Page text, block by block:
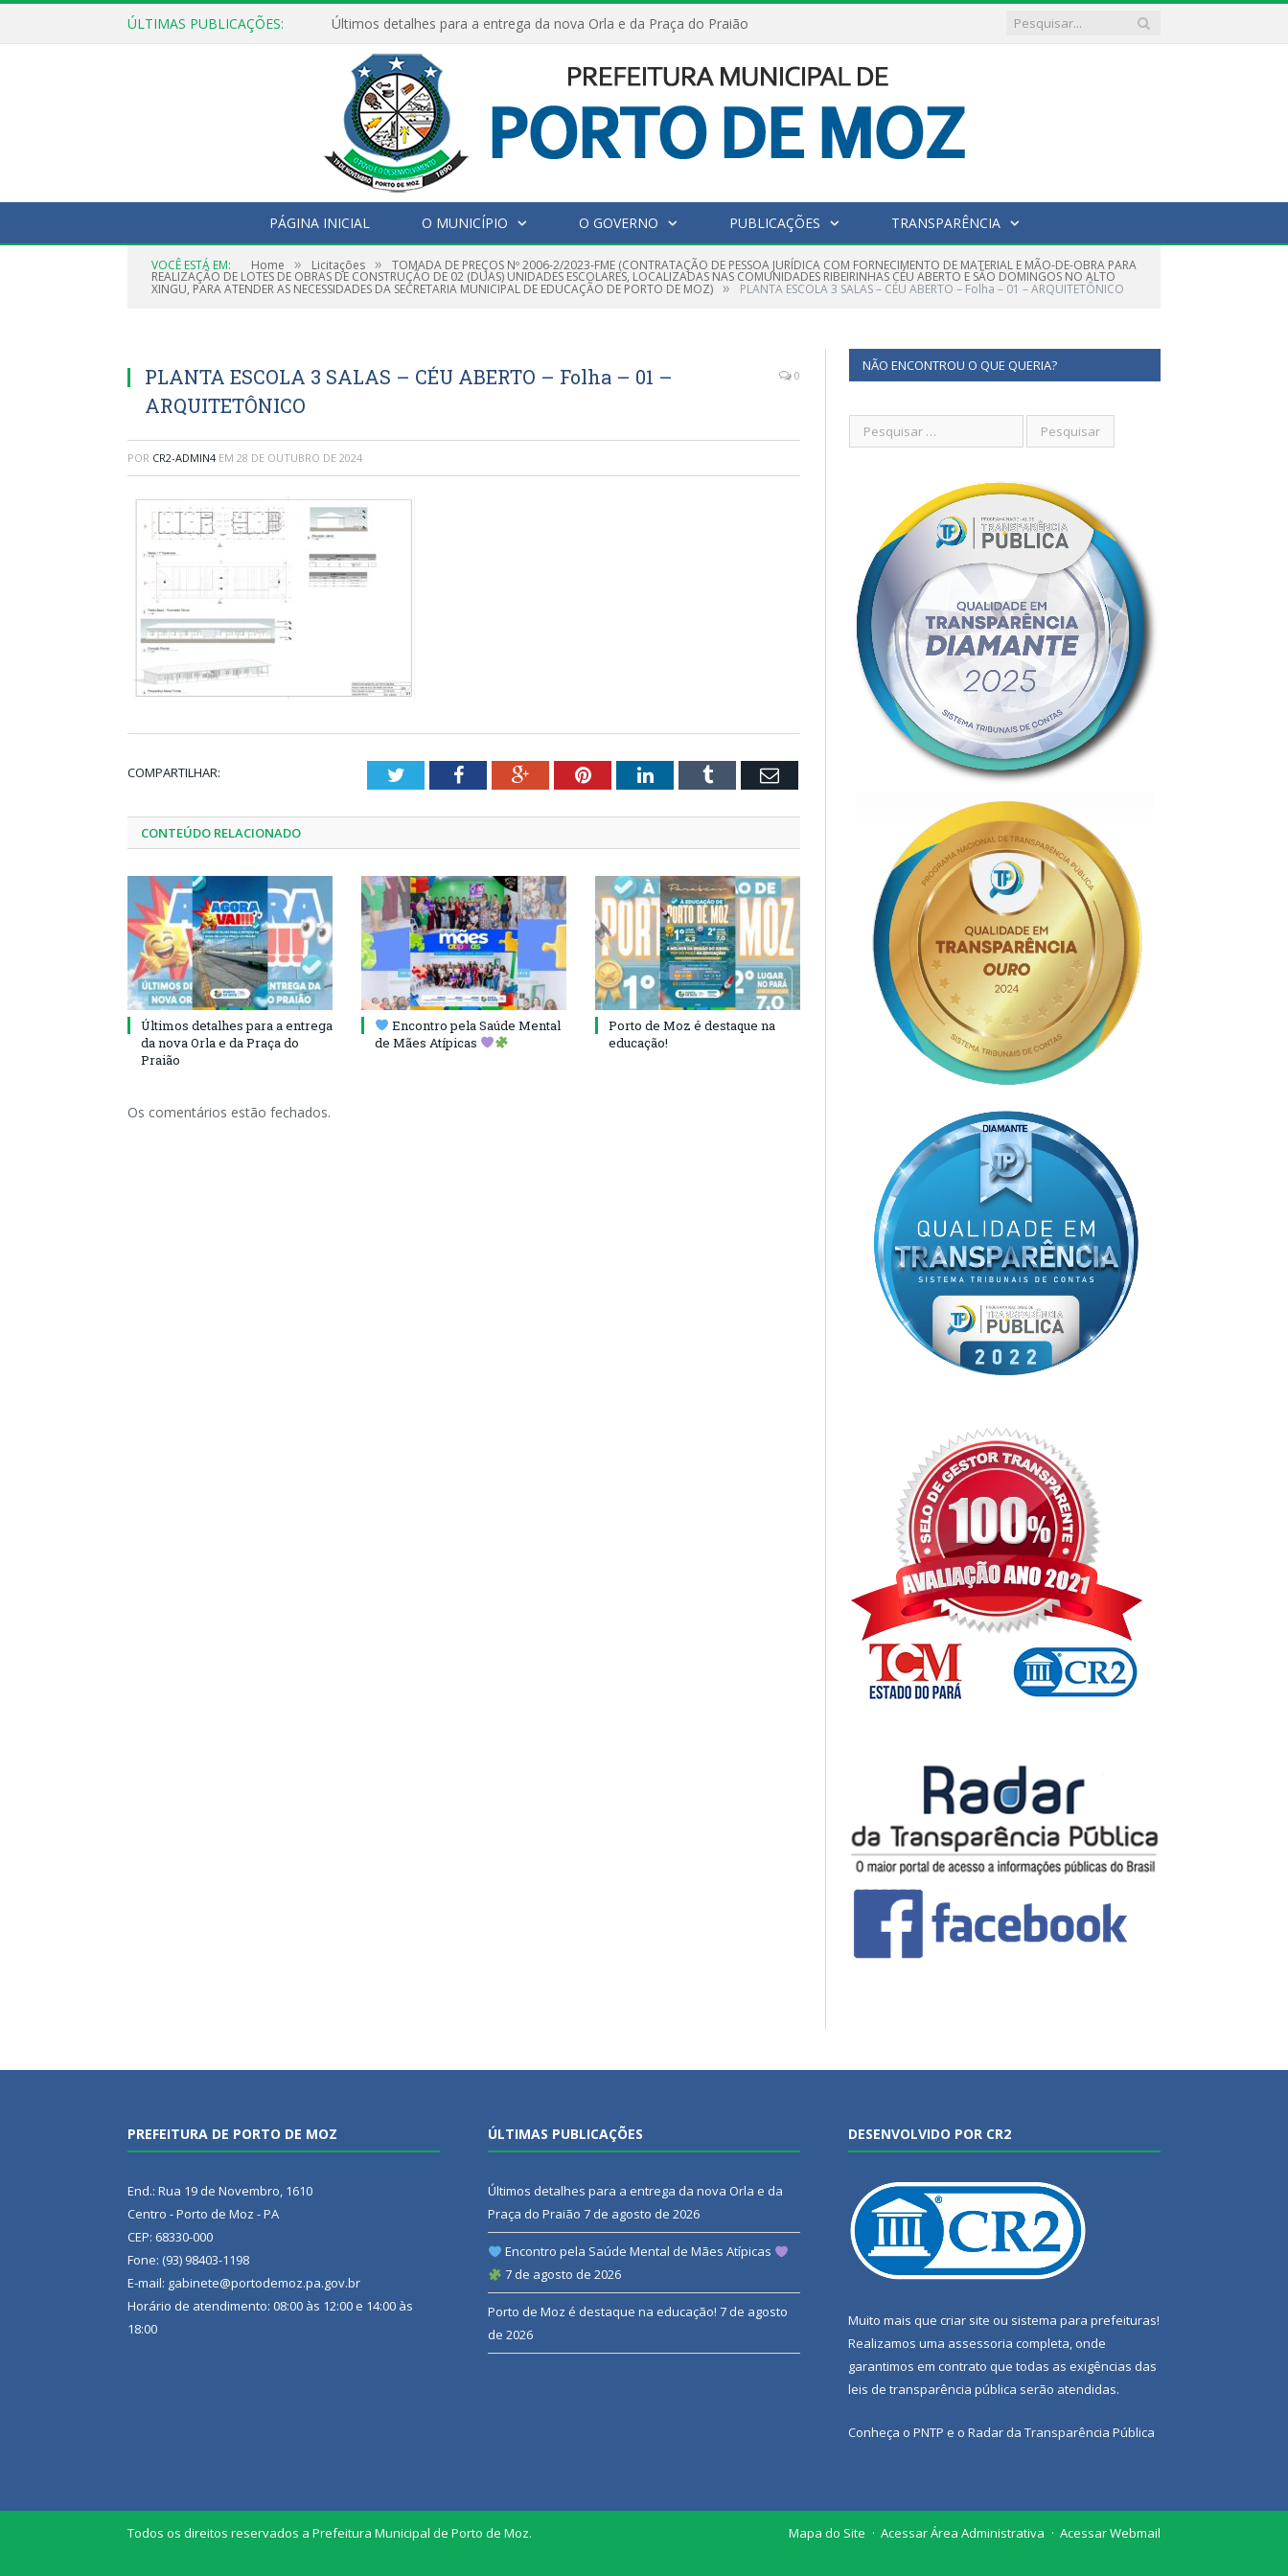
ÚLTIMAS PUBLICAÇÕES: Últimos detalhes para a entrega da nova Orla e da Praça do Praião
PÁGINA INICIAL O MUNICÍPIO O GOVERNO PUBLICAÇÕES TRANSPARÊNCIA
VOCÊ ESTÁ EM: Home » Licitações » TOMADA DE PREÇOS Nº 2006-2/2023-FME (CONTRATAÇÃO DE PESSOA JURÍDICA COM FORNECIMENTO DE MATERIAL E MÃO-DE-OBRA PARA
REALIZAÇÃO DE LOTES DE OBRAS DE CONSTRUÇÃO DE 02 (DUAS) UNIDADES ESCOLARES, LOCALIZADAS NAS COMUNIDADES RIBEIRINHAS CÉU ABERTO E SÃO DOMINGOS NO ALTO
XINGU, PARA ATENDER AS NECESSIDADES DA SECRETARIA MUNICIPAL DE EDUCAÇÃO DE PORTO DE MOZ) » PLANTA ESCOLA 3 SALAS – CÉU ABERTO – Folha – 01 – ARQUITETÔNICO
PLANTA ESCOLA 3 SALAS – CÉU ABERTO – Folha – 01 –
ARQUITETÔNICO
0
POR CR2-ADMIN4 EM 28 DE OUTUBRO DE 2024
COMPARTILHAR: TwitterFacebookGoogle+PinterestLinkedInTumblr Email
CONTEÚDO RELACIONADO
Últimos detalhes para a entrega
da nova Orla e da Praça do
Praião
Encontro pela Saúde Mental
de Mães Atípicas
Porto de Moz é destaque na
educação!
Os comentários estão fechados.
NÃO ENCONTROU O QUE QUERIA?
PREFEITURA DE PORTO DE MOZ
End.: Rua 19 de Novembro, 1610
Centro - Porto de Moz - PA
CEP: 68330-000
Fone: (93) 98403-1198
E-mail: gabinete@portodemoz.pa.gov.br
Horário de atendimento: 08:00 às 12:00 e 14:00 às
18:00
ÚLTIMAS PUBLICAÇÕES
Últimos detalhes para a entrega da nova Orla e da
Praça do Praião 7 de agosto de 2026
Encontro pela Saúde Mental de Mães Atípicas
7 de agosto de 2026
Porto de Moz é destaque na educação! 7 de agosto
de 2026
DESENVOLVIDO POR CR2
Muito mais que criar site ou sistema para prefeituras!
Realizamos uma assessoria completa, onde
garantimos em contrato que todas as exigências das
leis de transparência pública serão atendidas.
Conheça o PNTP e o Radar da Transparência Pública
Todos os direitos reservados a Prefeitura Municipal de Porto de Moz. Mapa do Site Acessar Área Administrativa Acessar Webmail